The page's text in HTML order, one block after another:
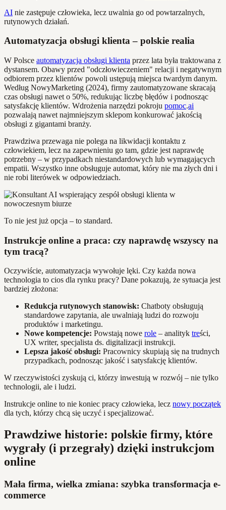
AI nie zastępuje człowieka, lecz uwalnia go od powtarzalnych,
rutynowych działań.
Automatyzacja obsługi klienta – polskie realia
W Polsce automatyzacja obsługi klienta przez lata była traktowana z
dystansem. Obawy przed "odczłowieczeniem" relacji i negatywnym
odbiorem przez klientów powoli ustępują miejsca twardym danym.
Według NowyMarketing (2024), firmy zautomatyzowane skracają
czas obsługi nawet o 50%, redukując liczbę błędów i podnosząc
satysfakcję klientów. Wdrożenia narzędzi pokroju pomoc.ai
pozwalają nawet najmniejszym sklepom konkurować jakością
obsługi z gigantami branży.
Prawdziwa przewaga nie polega na likwidacji kontaktu z
człowiekiem, lecz na zapewnieniu go tam, gdzie jest naprawdę
potrzebny – w przypadkach niestandardowych lub wymagających
empatii. Wszystko inne obsługuje automat, który nie ma złych dni i
nie robi literówek w odpowiedziach.
To nie jest już opcja – to standard.
Instrukcje online a praca: czy naprawdę wszyscy na
tym tracą?
Oczywiście, automatyzacja wywołuje lęki. Czy każda nowa
technologia to cios dla rynku pracy? Dane pokazują, że sytuacja jest
bardziej złożona:
Redukcja rutynowych stanowisk: Chatboty obsługują
standardowe zapytania, ale uwalniają ludzi do rozwoju
produktów i marketingu.
Nowe kompetencje: Powstają nowe role – analityk treści,
UX writer, specjalista ds. digitalizacji instrukcji.
Lepsza jakość obsługi: Pracownicy skupiają się na trudnych
przypadkach, podnosząc jakość i satysfakcję klientów.
W rzeczywistości zyskują ci, którzy inwestują w rozwój – nie tylko
technologii, ale i ludzi.
Instrukcje online to nie koniec pracy człowieka, lecz nowy początek
dla tych, którzy chcą się uczyć i specjalizować.
Prawdziwe historie: polskie firmy, które
wygrały (i przegrały) dzięki instrukcjom
online
Mała firma, wielka zmiana: szybka transformacja e-
commerce